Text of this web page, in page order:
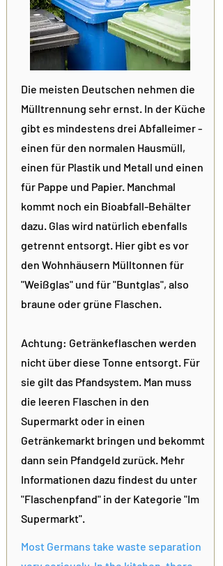
Die meisten Deutschen nehmen die
Mülltrennung sehr ernst. In der Küche
gibt es mindestens drei Abfalleimer -
einen für den normalen Hausmüll,
einen für Plastik und Metall und einen
für Pappe und Papier. Manchmal
kommt noch ein Bioabfall-Behälter
dazu. Glas wird natürlich ebenfalls
getrennt entsorgt. Hier gibt es vor
den Wohnhäusern Mülltonnen für
"Weißglas" und für "Buntglas", also
braune oder grüne Flaschen.
Achtung: Getränkeflaschen werden
nicht über diese Tonne entsorgt. Für
sie gilt das Pfandsystem. Man muss
die leeren Flaschen in den
Supermarkt oder in einen
Getränkemarkt bringen und bekommt
dann sein Pfandgeld zurück. Mehr
Informationen dazu findest du unter
"Flaschenpfand" in der Kategorie "Im
Supermarkt".
Most Germans take waste separation